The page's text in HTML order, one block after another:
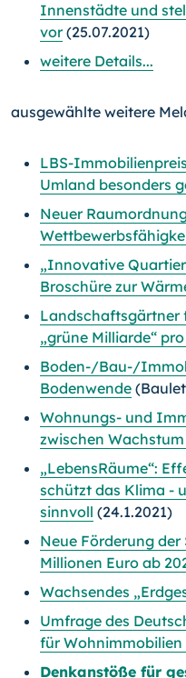
Innenstädte und
vor(25.07.2021)
weitere Details...
ausgewählte weitere
LBS-
Umland besonders
Neuer
„Innovative
Broschüre zur
Landschaftsgärtner
„grüne Milliarde“
Boden-/Bau-/
Bodenwende
Wohnungs- und
zwischen
„LebensRäume“:
schützt das Klima -
sinnvoll (24.1.2021)
Neue Förderung
Millionen Euro ab
Wachsendes
Umfrage des
für Wohnimmobilien
Denkanstöße für